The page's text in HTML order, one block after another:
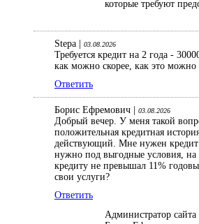
которые требуют
Stepa | 03.08.2026
Требуется кредит на 2 года -
как можно скорее, как это
Ответить
Борис Ефремович | 03.08.2026
Добрый вечер. У меня такой
положительная кредитная
действующий. Мне нужен
нужно под выгодные условия, на
кредиту не превышал 11%
свои услуги?
Ответить
Администратор сайта |